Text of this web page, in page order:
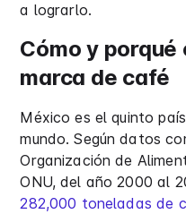
a lograrlo.
Cómo y
marca de café
México es el quinto
mundo. Según datos
Organización de
ONU, del año 2000 al
282,000 toneladas de